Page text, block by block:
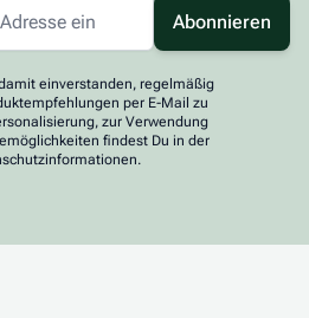
Abonnieren
einverstanden, regelmäßig
per E-Mail zu
zur Verwendung
findest Du in der